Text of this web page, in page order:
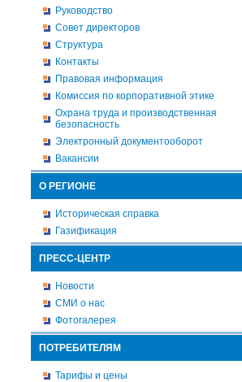
Руководство
Совет директоров
Структура
Контакты
Правовая информация
Комиссия по корпоративной этике
Охрана труда и производственная
безопасность
Электронный документооборот
Вакансии
О РЕГИОНЕ
Историческая справка
Газификация
ПРЕСС-ЦЕНТР
Новости
СМИ о нас
Фотогалерея
ПОТРЕБИТЕЛЯМ
Тарифы и цены